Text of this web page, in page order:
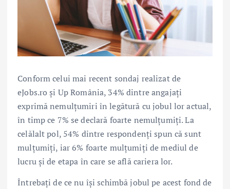
Conform celui mai recent sondaj realizat de
eJobs.ro și Up România, 34% dintre angajați
exprimă nemulțumiri în legătură cu jobul lor actual,
în timp ce 7% se declară foarte nemulțumiți. La
celălalt pol, 54% dintre respondenți spun că sunt
mulțumiți, iar 6% foarte mulțumiți de mediul de
lucru și de etapa în care se află cariera lor.
Întrebați de ce nu își schimbă jobul pe acest fond de